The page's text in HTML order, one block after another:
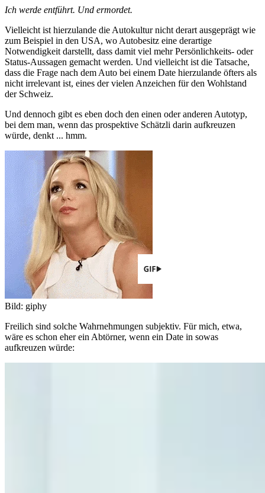
Ich werde entführt. Und ermordet.
Vielleicht ist hierzulande die Autokultur nicht derart ausgeprägt wie
zum Beispiel in den USA, wo Autobesitz eine derartige
Notwendigkeit darstellt, dass damit viel mehr Persönlichkeits- oder
Status-Aussagen gemacht werden. Und vielleicht ist die Tatsache,
dass die Frage nach dem Auto bei einem Date hierzulande öfters als
nicht irrelevant ist, eines der vielen Anzeichen für den Wohlstand
der Schweiz.
Und dennoch gibt es eben doch den einen oder anderen Autotyp,
bei dem man, wenn das prospektive Schätzli darin aufkreuzen
würde, denkt ... hmm.
Bild: giphy
Freilich sind solche Wahrnehmungen subjektiv. Für mich, etwa,
wäre es schon eher ein Abtörner, wenn ein Date in sowas
aufkreuzen würde: